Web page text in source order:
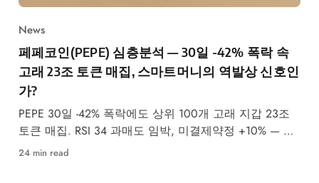
News
페페코인(PEPE) 심층분석 — 30일 -42% 폭락 속
고래 23조 토큰 매집, 스마트머니의 역발상 신호인
가?
PEPE 30일 -42% 폭락에도 상위 100개 고래 지갑 23조
토큰 매집. RSI 34 과매도 임박, 미결제약정 +10% — 스
마트머니 역발상 베팅 근거와 가격 시나리오 분석.
24 min read